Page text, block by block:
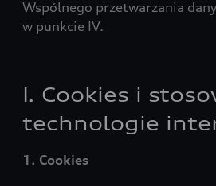
Wspólnego przetwarzania
w punkcie IV.
I. Cookies i
technologie
1. Cookies